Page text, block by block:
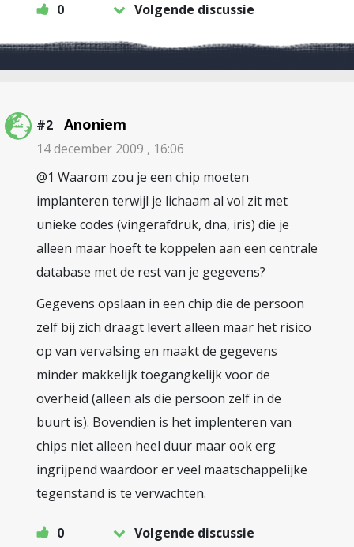
0 Volgende discussie
#2 Anoniem
14 december 2009 , 16:06
@1 Waarom zou je een chip moeten
implanteren terwijl je lichaam al vol zit met
unieke codes (vingerafdruk, dna, iris) die je
alleen maar hoeft te koppelen aan een centrale
database met de rest van je gegevens?
Gegevens opslaan in een chip die de persoon
zelf bij zich draagt levert alleen maar het risico
op van vervalsing en maakt de gegevens
minder makkelijk toegangkelijk voor de
overheid (alleen als die persoon zelf in de
buurt is). Bovendien is het implenteren van
chips niet alleen heel duur maar ook erg
ingrijpend waardoor er veel maatschappelijke
tegenstand is te verwachten.
0
Volgende discussie